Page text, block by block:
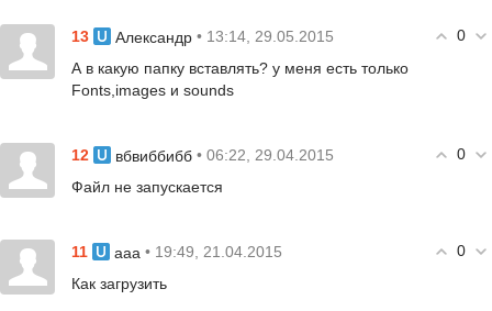
0
13 Александр • 13:14, 29.05.2015
А в какую папку вставлять? у меня есть только
Fonts,images и sounds
0
12 вбвиббибб • 06:22, 29.04.2015
Файл не запускается
0
11 aaa • 19:49, 21.04.2015
Как загрузить